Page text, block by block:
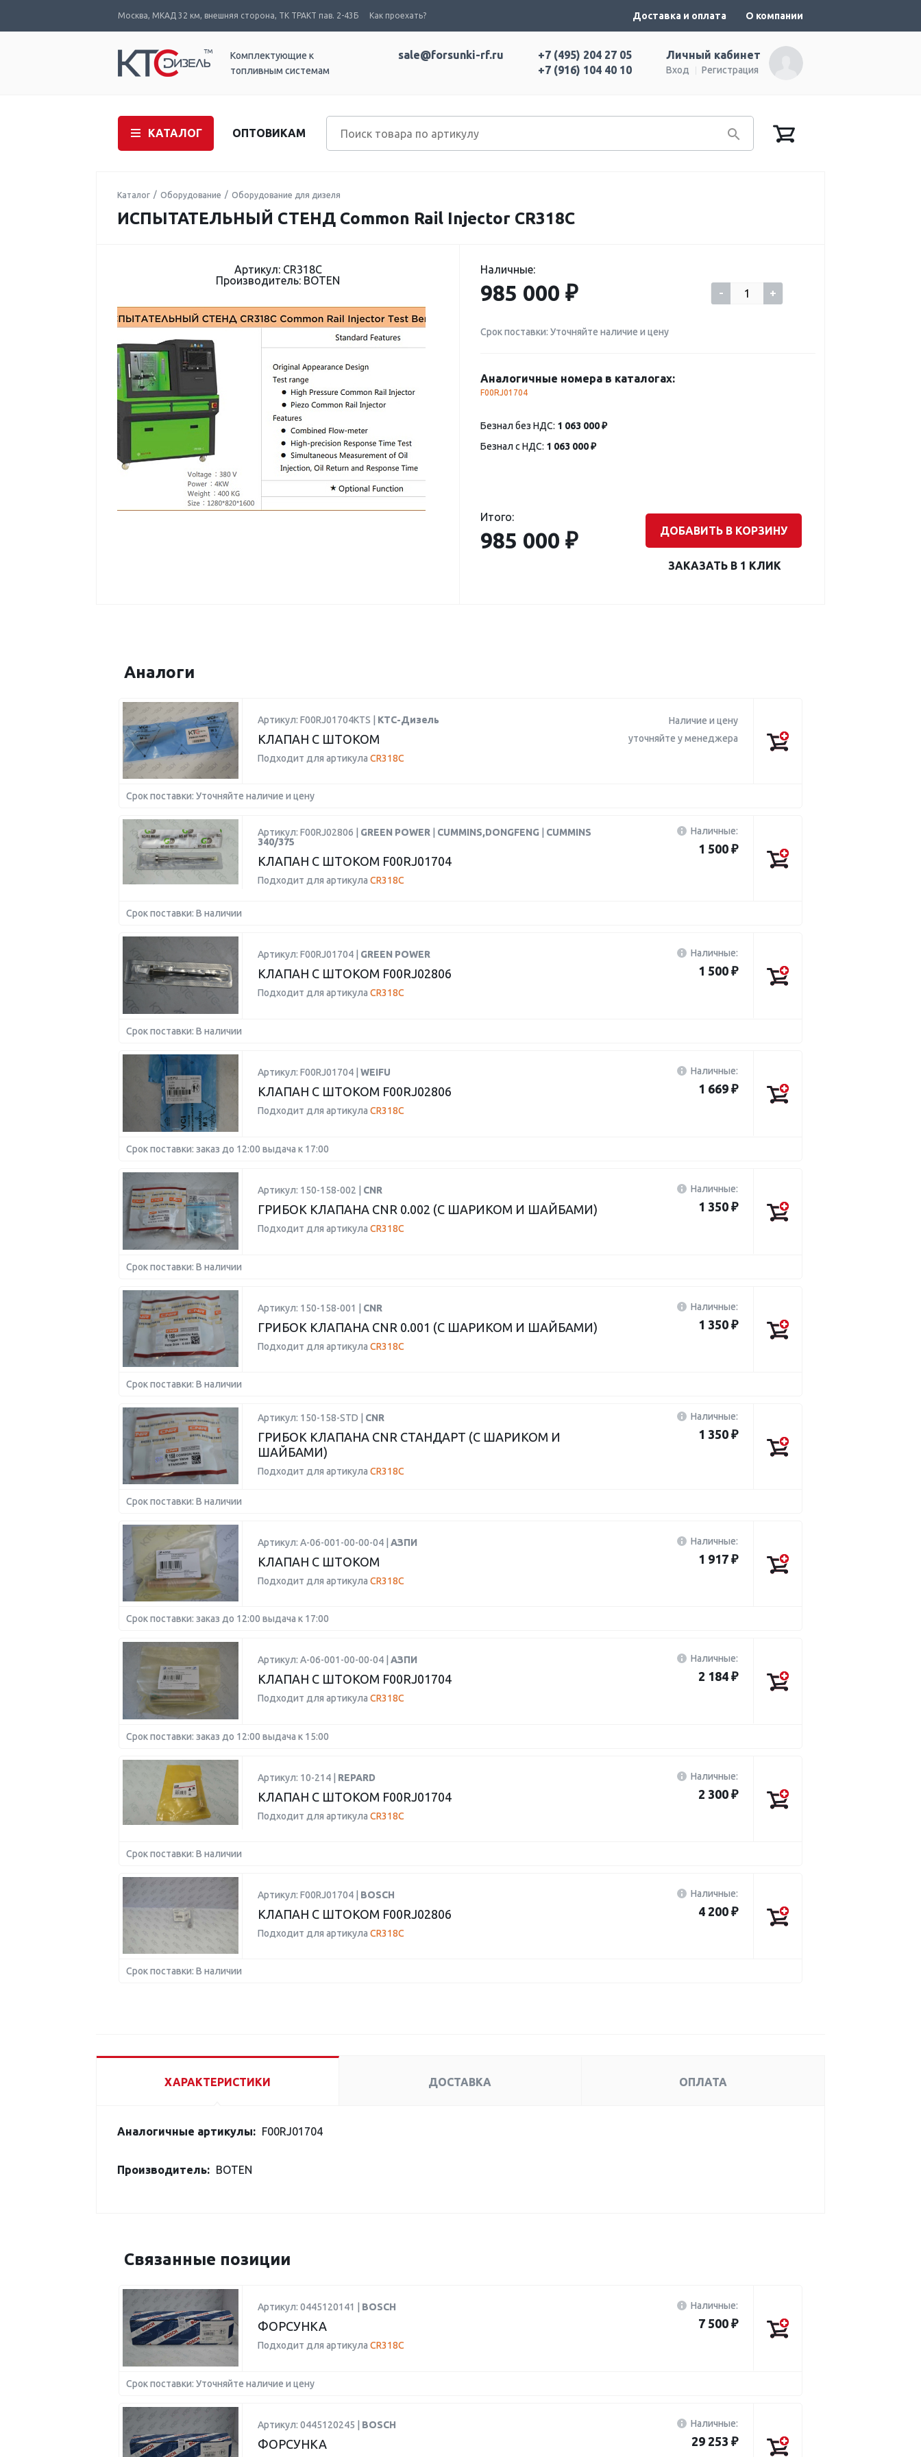
Москва, МКАД 32 км, внешняя сторона, ТК ТРАКТ пав. 2-43Б Как проехать? Доставка и оплата О компании
Комплектующие к
топливным системам
Личный кабинет
Вход Регистрация
+7 (495) 204 27 05
+7 (916) 104 40 10
sale@forsunki-rf.ru
КАТАЛОГ ОПТОВИКАМ
Каталог Оборудование Оборудование для дизеля
ИСПЫТАТЕЛЬНЫЙ СТЕНД Common Rail Injector CR318C
Артикул: CR318C
Производитель: BOTEN
Наличные:
985 000 ₽ - +
Срок поставки: Уточняйте наличие и цену
Аналогичные номера в каталогах:
F00RJ01704
Безнал без НДС: 1 063 000 ₽
Безнал с НДС: 1 063 000 ₽
Итого:
985 000 ₽ ДОБАВИТЬ В КОРЗИНУ
ЗАКАЗАТЬ В 1 КЛИК
Аналоги
Артикул: F00RJ01704KTS | КТС-Дизель
КЛАПАН С ШТОКОМ
Подходит для артикула CR318C
Наличие и цену
уточняйте у менеджера
Срок поставки: Уточняйте наличие и цену
Артикул: F00RJ02806 | GREEN POWER CUMMINS,DONGFENG
CUMMINS
340/375
КЛАПАН С ШТОКОМ F00RJ01704
Подходит для артикула CR318C
Наличные:
1 500 ₽
Срок поставки: В наличии
Артикул: F00RJ01704 | GREEN POWER
КЛАПАН С ШТОКОМ F00RJ02806
Подходит для артикула CR318C
Наличные:
1 500 ₽
Срок поставки: В наличии
Артикул: F00RJ01704 | WEIFU
КЛАПАН С ШТОКОМ F00RJ02806
Подходит для артикула CR318C
Наличные:
1 669 ₽
Срок поставки: заказ до 12:00 выдача к 17:00
Артикул: 150-158-002 | CNR
ГРИБОК КЛАПАНА CNR 0.002 (С ШАРИКОМ И ШАЙБАМИ)
Подходит для артикула CR318C
Наличные:
1 350 ₽
Срок поставки: В наличии
Артикул: 150-158-001 | CNR
ГРИБОК КЛАПАНА CNR 0.001 (С ШАРИКОМ И ШАЙБАМИ)
Подходит для артикула CR318C
Наличные:
1 350 ₽
Срок поставки: В наличии
Артикул: 150-158-STD | CNR
ГРИБОК КЛАПАНА CNR СТАНДАРТ (С ШАРИКОМ И
ШАЙБАМИ)
Подходит для артикула CR318C
Наличные:
1 350 ₽
Срок поставки: В наличии
Артикул: А-06-001-00-00-04 | АЗПИ
КЛАПАН С ШТОКОМ
Подходит для артикула CR318C
Наличные:
1 917 ₽
Срок поставки: заказ до 12:00 выдача к 17:00
Артикул: A-06-001-00-00-04 | АЗПИ
КЛАПАН С ШТОКОМ F00RJ01704
Подходит для артикула CR318C
Наличные:
2 184 ₽
Срок поставки: заказ до 12:00 выдача к 15:00
Артикул: 10-214 | REPARD
КЛАПАН С ШТОКОМ F00RJ01704
Подходит для артикула CR318C
Наличные:
2 300 ₽
Срок поставки: В наличии
Артикул: F00RJ01704 | BOSCH
КЛАПАН С ШТОКОМ F00RJ02806
Подходит для артикула CR318C
Наличные:
4 200 ₽
Срок поставки: В наличии
ХАРАКТЕРИСТИКИ ДОСТАВКА ОПЛАТА
Аналогичные артикулы: F00RJ01704
Производитель: BOTEN
Связанные позиции
Артикул: 0445120141 | BOSCH
ФОРСУНКА
Подходит для артикула CR318C
Наличные:
7 500 ₽
Срок поставки: Уточняйте наличие и цену
Артикул: 0445120245 | BOSCH
ФОРСУНКА
Наличные:
29 253 ₽